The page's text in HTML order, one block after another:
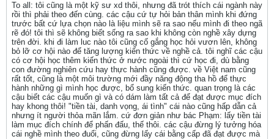
To all: tôi cũng là một kỹ sư xd thôi, nhưng đã trót thích cái ngành này
rồi thì phải theo đến cùng. các cậu cứ tự hỏi bản thân mình khi đứng
trước bất cứ lựa chọn nào là liệu mình sẽ ra sao nếu mình đi theo ngã
rẽ đó! tôi thì sẽ không biết sống ra sao khi không còn nghề xây dựng
trên đời. khi đi làm luc nào tôi cũng cố gắng học hỏi vươn lên, không
bỏ lỡ cơ hội nào để tăng lượng kiến thức về nghề cả. tôi nghĩ các cậu
có cơ hội học thêm kiến thức ở nước ngoài thì cứ học đi, dù bằng
con đường nghiên cứu hay thực hành cũng được. về Việt nam cũng
rất tốt, cũng là một môi trường mới đầy năng động tha hồ để thực
hành những gì mình học được, bổ sung kiến thức. quan trọng là các
cậu biết các cậu muốn gì và có dám làm tất cả để đạt được mục đích
hay khong thôi! "tiền tài, danh vọng, ái tình" cái nào cũng hấp dẫn cả
nhưng ít người thỏa mãn lắm. cứ đơn giản như bác Phạm: lấy tiền tài
làm mục đích chính để phấn đấu, thế thôi. các cậu đừng lý tưởng hóa
cái nghề mình theo đuổi, cũng đừng lấy cái bằng cấp đã đạt được mà